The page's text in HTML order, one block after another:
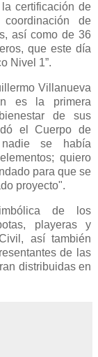
certificación de
de
así como de 36
que este día
Nivel 1”.
Villanueva
es la primera
de sus
el Cuerpo de
se había
quiero
para que se
proyecto".
de los
playeras y
así también
de las
distribuidas en